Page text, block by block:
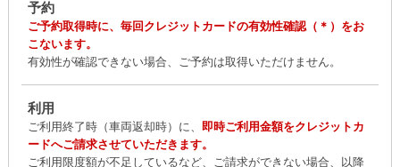
予約
ご予約取得時に、毎回クレジットカードの有効性確認（＊）をお
こないます。
有効性が確認できない場合、ご予約は取得いただけません。
利用
ご利用終了時（車両返却時）に、 即時ご利用金額をクレジットカ
ードへご請求させていただきます。
ご利用限度額が不足しているなど、ご請求ができない場合、以降